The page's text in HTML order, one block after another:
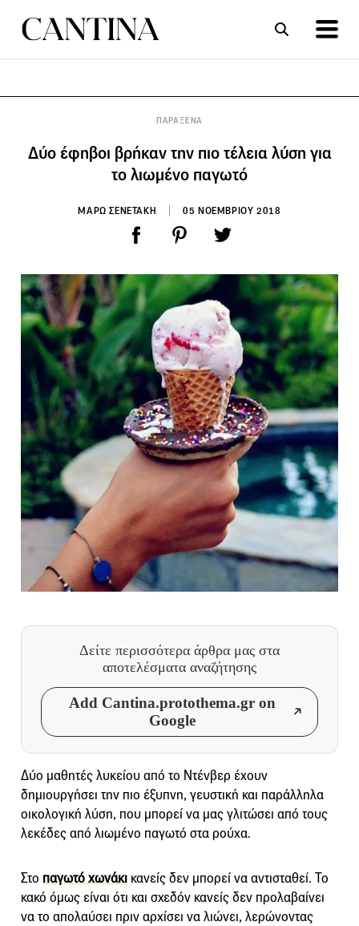
ΠΑΡΑΞΕΝΑ
Δύο έφηβοι βρήκαν την πιο τέλεια λύση για
το λιωμένο παγωτό
ΜΑΡΩ ΣΕΝΕΤΑΚΗ 05 ΝΟΕΜΒΡΙΟΥ 2018
Δείτε περισσότερα άρθρα μας στα
αποτελέσματα αναζήτησης
Add Cantina.protothema.gr on
Google
Δύο μαθητές λυκείου από το Ντένβερ έχουν
δημιουργήσει την πιο έξυπνη, γευστική και παράλληλα
οικολογική λύση, που μπορεί να μας γλιτώσει από τους
λεκέδες από λιωμένο παγωτό στα ρούχα.
Στο παγωτό χωνάκι κανείς δεν μπορεί να αντισταθεί. Το
κακό όμως είναι ότι και σχεδόν κανείς δεν προλαβαίνει
να το απολαύσει πριν αρχίσει να λιώνει, λερώνοντας